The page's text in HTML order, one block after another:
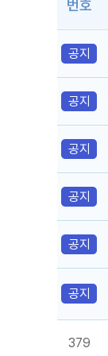
번호
공지
공지
공지
공지
공지
공지
379